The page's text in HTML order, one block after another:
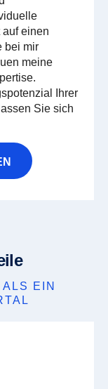
einen
bei mir
meine
Ihrer
Sie sich
EIN